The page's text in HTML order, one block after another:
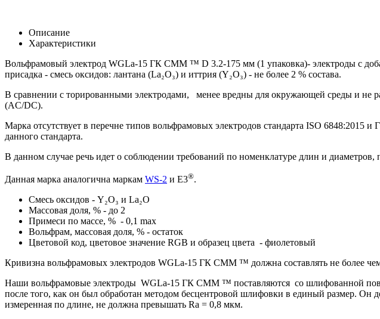
Описание
Характеристики
Вольфрамовый электрод WGLa-15 ГК СММ ™ D 3.2-175 мм (1 упаковка)- электроды с
присадка - смесь оксидов: лантана (La₂O₃) и иттрия (Y₂O₃) - не более 2 % состава.
В сравнении с торированными электродами, менее вредны для окружающей среды и не
(AC/DC).
Марка отсутствует в перечне типов вольфрамовых электродов стандарта ISO
данного стандарта.
В данном случае речь идет о соблюдении требований по номенклатуре длин и
Данная марка аналогична маркам WS-2 и E3®.
Смесь оксидов - Y₂O₃ и La₂O
Массовая доля, % - до 2
Примеси по массе, % - 0,1 max
Вольфрам, массовая доля, % - остаток
Цветовой код, цветовое значение RGB и образец цвета - фиолетовый
Кривизна вольфрамовых электродов WGLa-15 ГК СММ ™ должна составлять не более
Наши вольфрамовые электроды WGLa-15 ГК СММ ™ поставляются со шлифованной
после того, как он был обработан методом бесцентровой шлифовки в единый размер. Он
измеренная по длине, не должна превышать Ra = 0,8 мкм.